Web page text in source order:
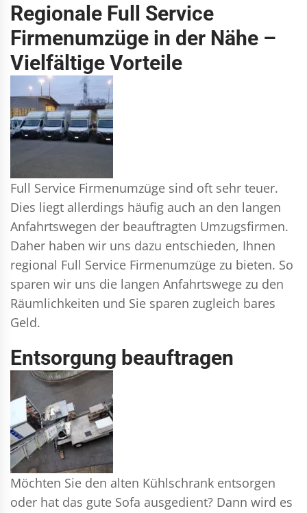
Regionale Full Service
Firmenumzüge in der Nähe –
Vielfältige Vorteile
Full Service Firmenumzüge sind oft sehr teuer.
Dies liegt allerdings häufig auch an den langen
Anfahrtswegen der beauftragten Umzugsfirmen.
Daher haben wir uns dazu entschieden, Ihnen
regional Full Service Firmenumzüge zu bieten. So
sparen wir uns die langen Anfahrtswege zu den
Räumlichkeiten und Sie sparen zugleich bares
Geld.
Entsorgung beauftragen
Möchten Sie den alten Kühlschrank entsorgen
oder hat das gute Sofa ausgedient? Dann wird es